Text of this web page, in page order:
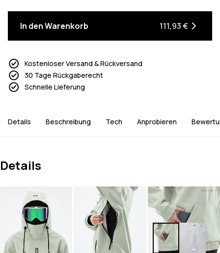
In den Warenkorb 111,93 €
Kostenloser Versand & Rückversand
30 Tage Rückgaberecht
Schnelle Lieferung
Details Beschreibung Tech Anprobieren
Details